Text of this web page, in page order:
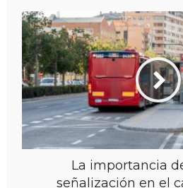
La importancia
señalización en el